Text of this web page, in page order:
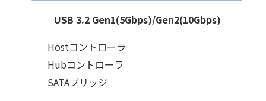
USB 3.2 Gen1(5Gbps)/Gen2(10Gbps)
Hostコントローラ
Hubコントローラ
SATAブリッジ